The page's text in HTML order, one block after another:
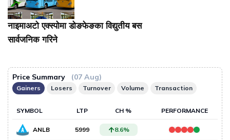
नाइमाअटो एक्स्पोमा डोङफेङका विद्युतीय बस
सार्वजनिक गरिने